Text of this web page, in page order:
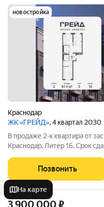
новостройка
Краснодар
ЖК «ГРЕЙД», 4 квартал 2030
В продаже 2-к квартира от
Краснодар, Литер 16. Срок
класса. Никогда неоклассика
краснодарской архитектуре с
Позвонить
3 900 000 ₽
На карте